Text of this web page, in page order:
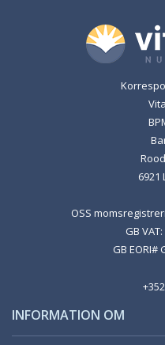
6921
OSS
GB
GB EORI#
INFORMATION OM